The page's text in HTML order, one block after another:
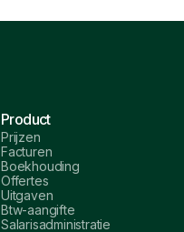
Product
Prijzen
Facturen
Boekhouding
Offertes
Uitgaven
Btw-aangifte
Salarisadministratie